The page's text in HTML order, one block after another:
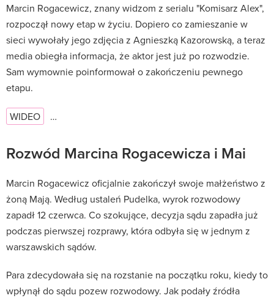
Marcin Rogacewicz, znany widzom z serialu "Komisarz Alex",
rozpoczął nowy etap w życiu. Dopiero co zamieszanie w
sieci wywołały jego zdjęcia z Agnieszką Kazorowską, a teraz
media obiegła informacja, że aktor jest już po rozwodzie.
Sam wymownie poinformował o zakończeniu pewnego
etapu.
WIDEO …
Rozwód Marcina Rogacewicza i Mai
Marcin Rogacewicz oficjalnie zakończył swoje małżeństwo z
żoną Mają. Według ustaleń Pudelka, wyrok rozwodowy
zapadł 12 czerwca. Co szokujące, decyzja sądu zapadła już
podczas pierwszej rozprawy, która odbyła się w jednym z
warszawskich sądów.
Para zdecydowała się na rozstanie na początku roku, kiedy to
wpłynął do sądu pozew rozwodowy. Jak podały źródła